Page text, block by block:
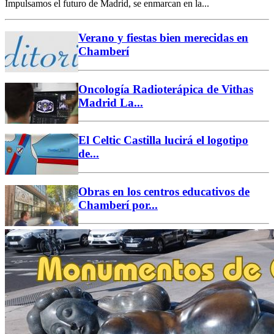
Impulsamos el futuro de Madrid, se enmarcan en la...
Verano y fiestas bien merecidas en
Chamberí
Oncología Radioterápica de Vithas
Madrid La...
El Celtic Castilla lucirá el logotipo
de...
Obras en los centros educativos de
Chamberí por...